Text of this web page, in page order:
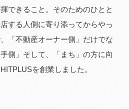
できること。そのためのひとと
する人側に寄り添ってからやっ
「不動産オーナー側」だけでな
側」そして、「まち」の方に向
を創業しました。